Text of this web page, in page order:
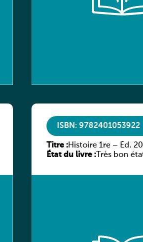
ISBN: 9782401053922
Titre :Histoire 1re – Éd.
élève
État du livre : Très bon